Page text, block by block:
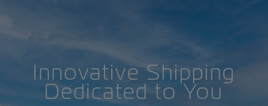
Innovative Shipping
Dedicated to You